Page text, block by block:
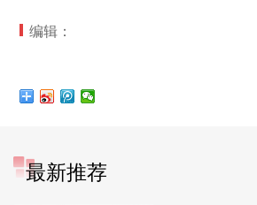
编辑：
最新推荐